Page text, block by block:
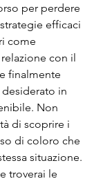
per perdere
efficaci
come
con il
finalmente
in
Non
di scoprire i
di coloro che
situazione.
troverai le